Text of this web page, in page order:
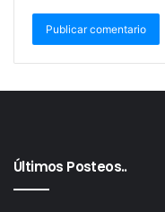
fracaso
y por eso
rindan
Últimos Posteos..